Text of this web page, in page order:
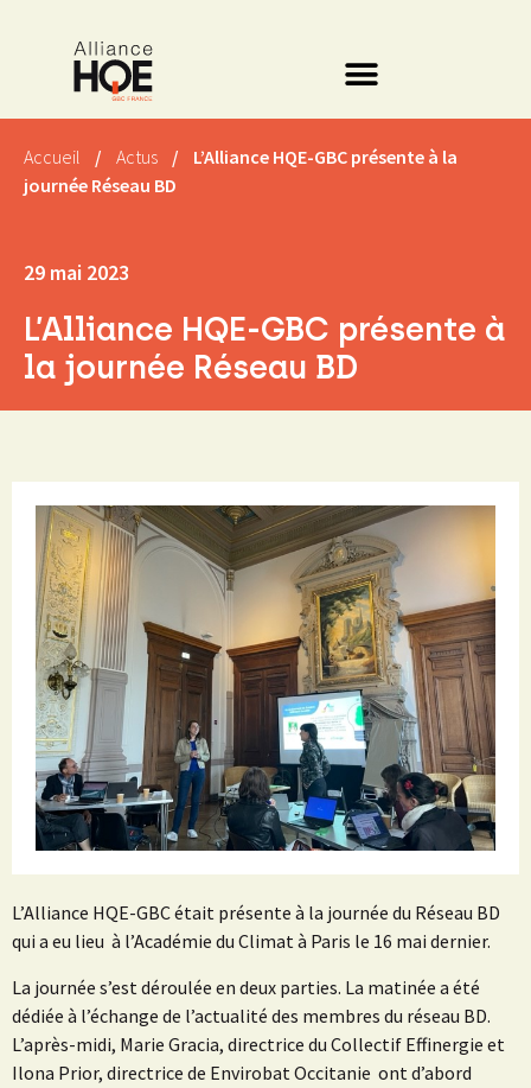
Accueil / Actus /
L’Alliance HQE-GBC présente à la
journée Réseau BD
29 mai 2023
L’Alliance HQE-GBC présente à
la journée Réseau BD
L’Alliance HQE-GBC était présente à la journée du Réseau BD
qui a eu lieu à l’Académie du Climat à Paris le 16 mai dernier.
La journée s’est déroulée en deux parties. La matinée a été
dédiée à l’échange de l’actualité des membres du réseau BD.
L’après-midi, Marie Gracia, directrice du Collectif Effinergie et
Ilona Prior, directrice de Envirobat Occitanie ont d’abord